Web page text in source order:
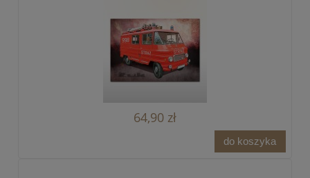
64,90 zł
do koszyka